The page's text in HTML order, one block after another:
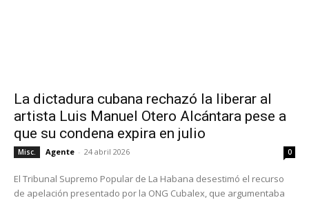
La dictadura cubana rechazó la liberar al
artista Luis Manuel Otero Alcántara pese a
que su condena expira en julio
Misc. Agente - 24 abril 2026 0
El Tribunal Supremo Popular de La Habana desestimó el recurso
de apelación presentado por la ONG Cubalex, que argumentaba